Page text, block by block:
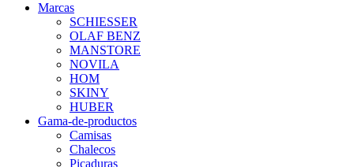
Marcas
SCHIESSER
OLAF BENZ
MANSTORE
NOVILA
HOM
SKINY
HUBER
Gama-de-productos
Camisas
Chalecos
Picaduras